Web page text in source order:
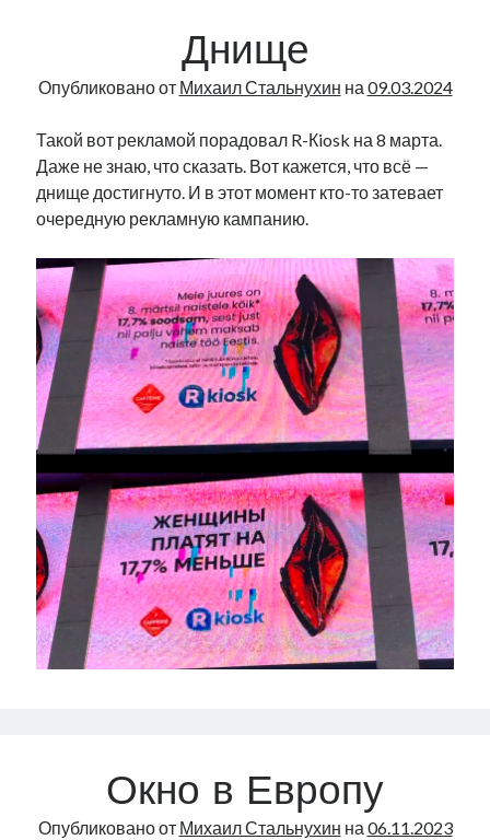
русскоязычное образование сми ссср стенограмма
фотоотчет экономика
эстония эстонский язык
Михаил Стальнухин:
Отзывы и предложения по блогу:
anton.stalnuhhin@gmail.com
161
Днище
Опубликовано от Михаил Стальнухин на 09.03.2024
Такой вот рекламой порадовал R-Кiosk на 8 марта.
Даже не знаю, что сказать. Вот кажется, что всё —
днище достигнуто. И в этот момент кто-то затевает
очередную рекламную кампанию.
Окно в Европу
Опубликовано от Михаил Стальнухин на 06.11.2023